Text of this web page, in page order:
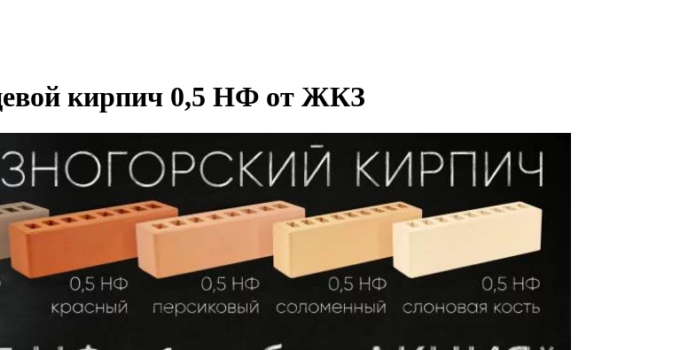
кирпич 0,5 НФ от ЖКЗ